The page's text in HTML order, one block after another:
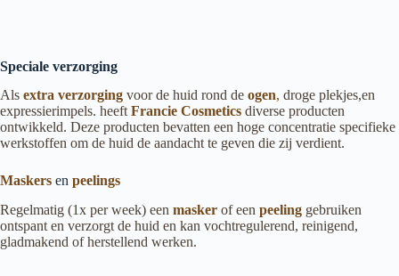
Speciale verzorging
Als extra verzorging voor de huid rond de ogen, droge plekjes,en
expressierimpels. heeft Francie Cosmetics diverse producten
ontwikkeld. Deze producten bevatten een hoge concentratie specifieke
werkstoffen om de huid de aandacht te geven die zij verdient.
Maskers en peelings
Regelmatig (1x per week) een masker of een peeling gebruiken
ontspant en verzorgt de huid en kan vochtregulerend, reinigend,
gladmakend of herstellend werken.